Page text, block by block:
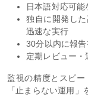
日本語対応可
独自に開発し
迅速な実行
30分以内に報
定期レビュー・
監視の精度とスピー
「止まらない運用」